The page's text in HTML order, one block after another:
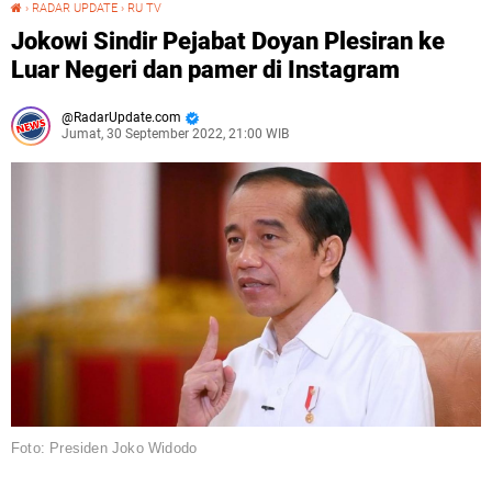
› RADAR UPDATE › RU TV
Jokowi Sindir Pejabat Doyan Plesiran ke
Luar Negeri dan pamer di Instagram
RadarUpdate.com
Jumat, 30 September 2022, 21:00 WIB
Foto: Presiden Joko Widodo